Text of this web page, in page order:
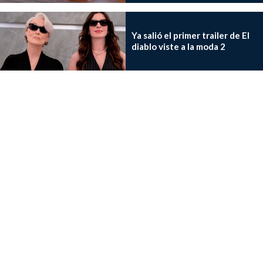
Ya salió el primer trailer de El
diablo viste a la moda 2